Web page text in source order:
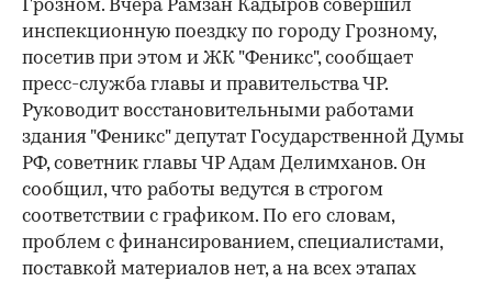
Грозном. Вчера Рамзан Кадыров совершил
инспекционную поездку по городу Грозному,
посетив при этом и ЖК "Феникс", сообщает
пресс-служба главы и правительства ЧР.
Руководит восстановительными работами
здания "Феникс" депутат Государственной Думы
РФ, советник главы ЧР Адам Делимханов. Он
сообщил, что работы ведутся в строгом
соответствии с графиком. По его словам,
проблем с финансированием, специалистами,
поставкой материалов нет, а на всех этапах